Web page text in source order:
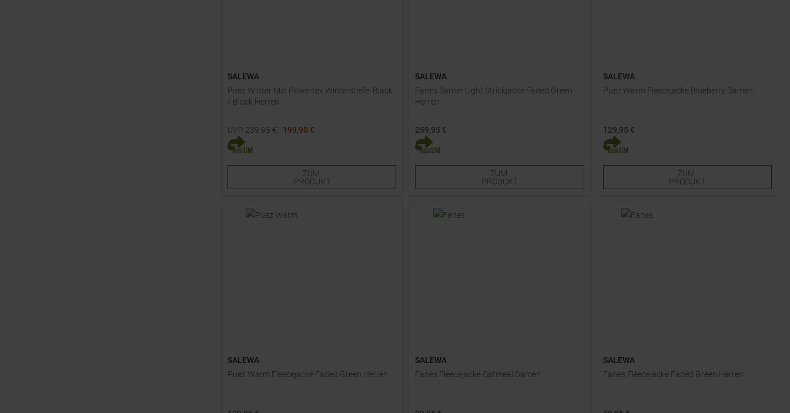
SALEWA
Puez Winter Mid Powertex Winterstiefel Black
/ Black Herren
UVP 239,95 €
199,90 €
Verfügbare Größen:
EU|UK|
42 43 44 46,5 47
ZUM
PRODUKT
SALEWA
Fanes Sarner Light Strickjacke Faded Green
Herren
259,95 €
Verfügbare Größen:
ZUM
PRODUKT
SALEWA
Puez Warm Fleecejacke Blueberry Damen
129,95 €
Verfügbare Größen:
ZUM
PRODUKT
SALEWA
Puez Warm Fleecejacke Faded Green Herren
SALEWA
Fanes Fleecejacke Oatmeal Damen
SALEWA
Fanes Fleecejacke Faded Green Herren